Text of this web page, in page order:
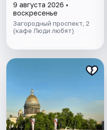
9 августа 2026 •
воскресенье
Загородный проспект, 2
(кафе Люди любят)